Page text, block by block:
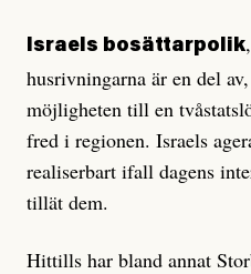
Israels bosättarpolik
husrivningarna är en del
möjligheten till en
fred i regionen. Israels
realiserbart ifall dagens
tillät dem.
Hittills har bland annat